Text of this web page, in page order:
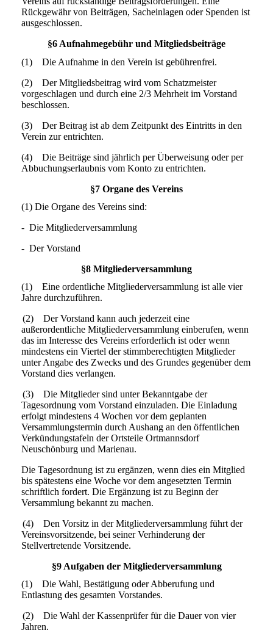
Rückgewähr von Beiträgen, Sacheinlagen oder Spenden ist
ausgeschlossen.
§6 Aufnahmegebühr und Mitgliedsbeiträge
(1) Die Aufnahme in den Verein ist gebührenfrei.
(2) Der Mitgliedsbeitrag wird vom Schatzmeister
vorgeschlagen und durch eine 2/3 Mehrheit im Vorstand
beschlossen.
(3) Der Beitrag ist ab dem Zeitpunkt des Eintritts in den
Verein zur entrichten.
(4) Die Beiträge sind jährlich per Überweisung oder per
Abbuchungserlaubnis vom Konto zu entrichten.
§7 Organe des Vereins
(1) Die Organe des Vereins sind:
- Die Mitgliederversammlung
- Der Vorstand
§8 Mitgliederversammlung
(1) Eine ordentliche Mitgliederversammlung ist alle vier
Jahre durchzuführen.
(2) Der Vorstand kann auch jederzeit eine
außerordentliche Mitgliederversammlung einberufen, wenn
das im Interesse des Vereins erforderlich ist oder wenn
mindestens ein Viertel der stimmberechtigten Mitglieder
unter Angabe des Zwecks und des Grundes gegenüber dem
Vorstand dies verlangen.
(3) Die Mitglieder sind unter Bekanntgabe der
Tagesordnung vom Vorstand einzuladen. Die Einladung
erfolgt mindestens 4 Wochen vor dem geplanten
Versammlungstermin durch Aushang an den öffentlichen
Verkündungstafeln der Ortsteile Ortmannsdorf
Neuschönburg und Marienau.
Die Tagesordnung ist zu ergänzen, wenn dies ein Mitglied
bis spätestens eine Woche vor dem angesetzten Termin
schriftlich fordert. Die Ergänzung ist zu Beginn der
Versammlung bekannt zu machen.
(4) Den Vorsitz in der Mitgliederversammlung führt der
Vereinsvorsitzende, bei seiner Verhinderung der
Stellvertretende Vorsitzende.
§9 Aufgaben der Mitgliederversammlung
(1) Die Wahl, Bestätigung oder Abberufung und
Entlastung des gesamten Vorstandes.
(2) Die Wahl der Kassenprüfer für die Dauer von vier
Jahren.